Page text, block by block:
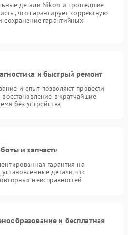
детали Nikon и прошедшие
что гарантирует корректную
сохранение гарантийных
и быстрый ремонт
и опыт позволяют провести
восстановление в кратчайшие
без устройства
и запчасти
гарантия на
детали, что
неисправностей
и бесплатная